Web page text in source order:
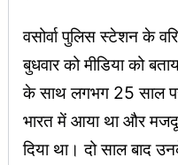
वसोर्वा पुलिस स्टेशन के
बुधवार को मीडिया को
के साथ लगभग 25 साल
भारत में आया था और
दिया था। दो साल बाद